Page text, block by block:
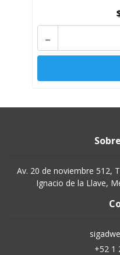
-
Av. 20 de noviembre 512,
Ignacio de la Llave,
+52 1